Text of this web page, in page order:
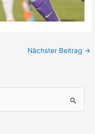
Nächster Beitrag →